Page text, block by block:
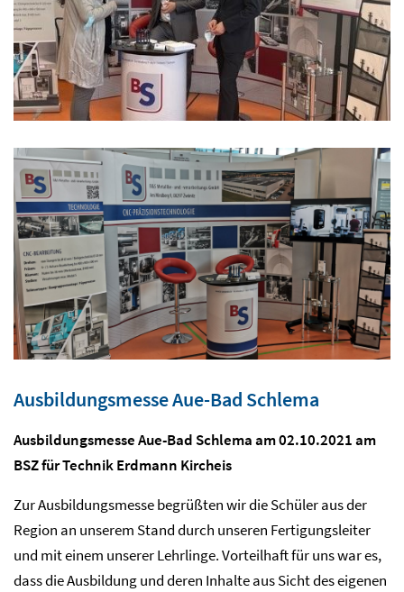
Ausbildungsmesse Aue-Bad Schlema
Ausbildungsmesse Aue-Bad Schlema am 02.10.2021 am
BSZ für Technik Erdmann Kircheis
Zur Ausbildungsmesse begrüßten wir die Schüler aus der
Region an unserem Stand durch unseren Fertigungsleiter
und mit einem unserer Lehrlinge. Vorteilhaft für uns war es,
dass die Ausbildung und deren Inhalte aus Sicht des eigenen